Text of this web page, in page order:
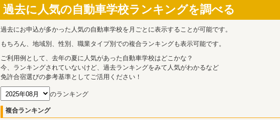
過去に人気の自動車学校ランキングを調べる
過去にお申込が多かった人気の自動車学校を月ごとに表示することが可能です。
もちろん、地域別、性別、職業タイプ別での複合ランキングも表示可能です。
ご利用例として、去年の夏に人気があった自動車学校はどこかな？
今、ランキングされていないけど、過去ランキングをみて人気がわかるなど
免許合宿選びの参考基準としてご活用ください！
のランキング
複合ランキング